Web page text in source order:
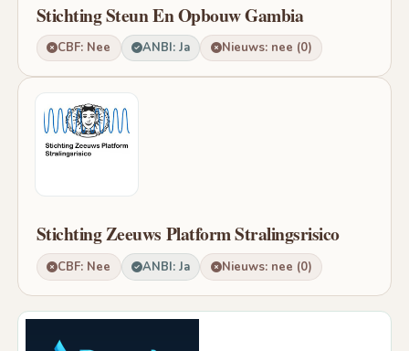
Stichting Steun En Opbouw Gambia
CBF: Nee ANBI: Ja Nieuws: nee (0)
Stichting Zeeuws Platform Stralingsrisico
CBF: Nee ANBI: Ja Nieuws: nee (0)